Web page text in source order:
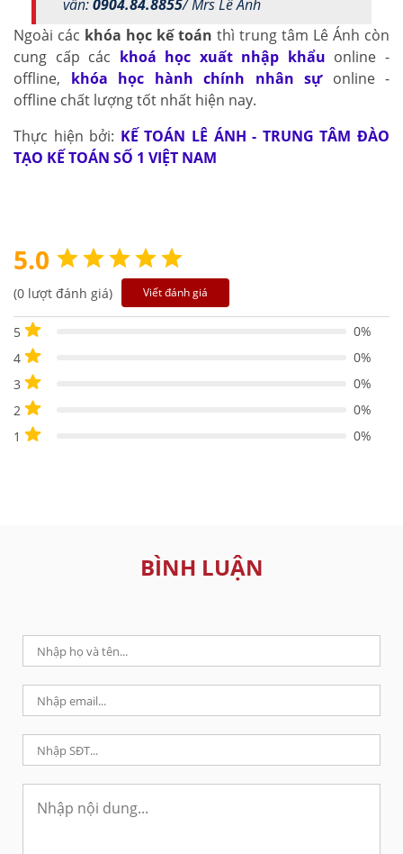
vấn:0904.84.8855/ Mrs Lê Ánh
Ngoài các khóa học kế toán thì trung tâm Lê Ánh còn
cung cấp các khoá học xuất nhập khẩu online -
offline, khóa học hành chính nhân sựonline -
offline chất lượng tốt nhất hiện nay.
Thực hiện bởi: KẾ TOÁN LÊ ÁNH - TRUNG TÂM ĐÀO
TẠO KẾ TOÁN SỐ 1 VIỆT NAM
5.0
(0 lượt đánh giá) Viết đánh giá
5
0%
4
0%
3
0%
2
0%
1
0%
BÌNH LUẬN